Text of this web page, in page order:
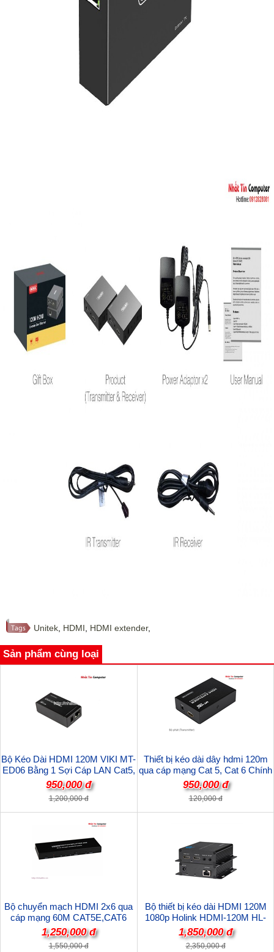
Unitek HDMI HDMI extender,
Sản phẩm cùng loại
Bộ Kéo Dài HDMI 120M VIKI MT-
ED06 Bằng 1 Sợi Cáp LAN Cat5,
Cat6 chính hãng ( 01 chiếc nhận )
950,000 đ
1,200,000 đ
Thiết bị kéo dài dây hdmi 120m
qua cáp mạng Cat 5, Cat 6 Chính
hãng MT-Viki MT-ED06 ( 01 chiếc
phát )
950,000 đ
120,000 đ
Bộ chuyển mạch HDMI 2x6 qua
cáp mạng 60M CAT5E,CAT6
Omega HDSS2-6 Chính hãng
1,250,000 đ
1,550,000 đ
Bộ thiết bị kéo dài HDMI 120M
1080p Holink HDMI-120M HL-
HDMI-120TR (hỗ trợ thông LAN)
1,850,000 đ
2,350,000 đ